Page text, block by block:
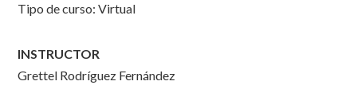
Tipo de curso: Virtual
INSTRUCTOR
Grettel Rodríguez Fernández